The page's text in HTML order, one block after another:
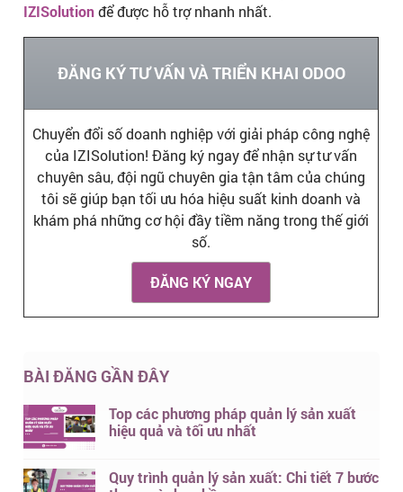
IZISolutionđể được hỗ trợ nhanh nhất.
ĐĂNG KÝ TƯ VẤN VÀ TRIỂN KHAI ODOO
Chuyển đổi số doanh nghiệp với giải pháp công nghệ
của IZISolution! Đăng ký ngay để nhận sự tư vấn
chuyên sâu, đội ngũ chuyên gia tận tâm của chúng
tôi sẽ giúp bạn tối ưu hóa hiệu suất kinh doanh và
khám phá những cơ hội đầy tiềm năng trong thế giới
số.
ĐĂNG KÝ NGAY
BÀI ĐĂNG GẦN ĐÂY
Top các phương pháp quản lý sản xuất
hiệu quả và tối ưu nhất
Quy trình quản lý sản xuất: Chi tiết 7 bước